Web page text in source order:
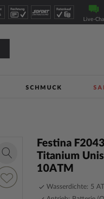
Live-
SCHMUCK
Zoom
in
Festina
Titanium
10ATM
Wasserdichte: 5